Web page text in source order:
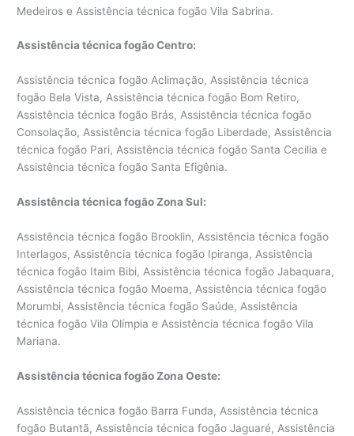
Medeiros e Assistência técnica fogão Vila Sabrina.
Assistência técnica fogão Centro:
Assistência técnica fogão Aclimação, Assistência técnica
fogão Bela Vista, Assistência técnica fogão Bom Retiro,
Assistência técnica fogão Brás, Assistência técnica fogão
Consolação, Assistência técnica fogão Liberdade, Assistência
técnica fogão Pari, Assistência técnica fogão Santa Cecilia e
Assistência técnica fogão Santa Efigênia.
Assistência técnica fogão Zona Sul:
Assistência técnica fogão Brooklin, Assistência técnica fogão
Interlagos, Assistência técnica fogão Ipiranga, Assistência
técnica fogão Itaim Bibi, Assistência técnica fogão Jabaquara,
Assistência técnica fogão Moema, Assistência técnica fogão
Morumbi, Assistência técnica fogão Saúde, Assistência
técnica fogão Vila Olímpia e Assistência técnica fogão Vila
Mariana.
Assistência técnica fogão Zona Oeste:
Assistência técnica fogão Barra Funda, Assistência técnica
fogão Butantã, Assistência técnica fogão Jaguaré, Assistência